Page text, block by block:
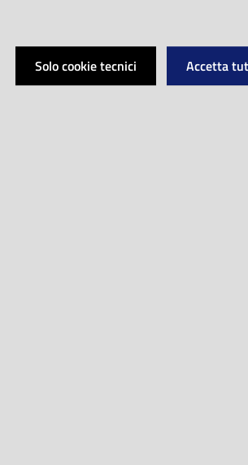
Maria Luigia
Solo cookie tecnici Accetta